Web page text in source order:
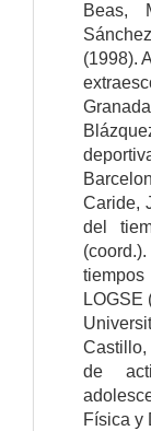
Beas,
(1998).
Caride,
del
LOGSE
Castillo,
de
Física y